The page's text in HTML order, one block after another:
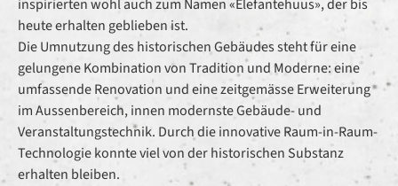
inspirierten wohl auch zum Namen «Elefantehuus», der bis
heute erhalten geblieben ist.
Die Umnutzung des historischen Gebäudes steht für eine
gelungene Kombination von Tradition und Moderne: eine
umfassende Renovation und eine zeitgemässe Erweiterung
im Aussenbereich, innen modernste Gebäude- und
Veranstaltungstechnik. Durch die innovative Raum-in-Raum-
Technologie konnte viel von der historischen Substanz
erhalten bleiben.